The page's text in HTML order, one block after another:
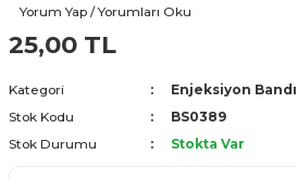
Yorum Yap / Yorumları Oku
25,00 TL
Kategori Enjeksiyon Bandı
Stok Kodu
BS0389
Stok Durumu
Stokta Var